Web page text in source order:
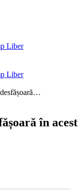
Liber
Liber
în acest